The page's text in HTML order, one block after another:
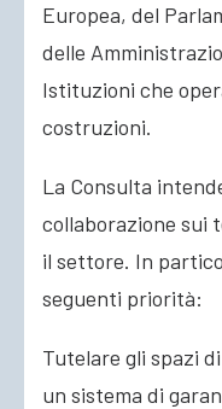
Europea, del
delle
Istituzioni che
costruzioni.
La Consulta
collaborazione sui
il settore. In
seguenti priorità:
Tutelare gli spazi
un sistema di